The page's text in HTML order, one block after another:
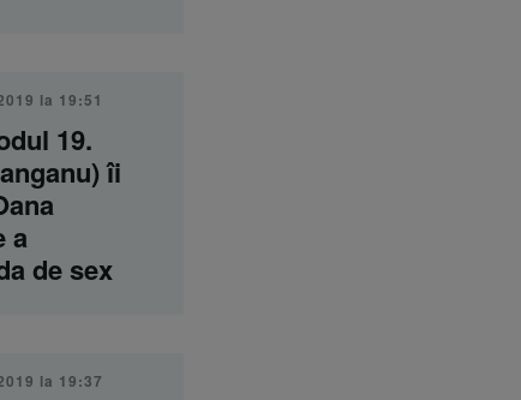
la 19:51
19.
îi
a
de sex
la 19:37